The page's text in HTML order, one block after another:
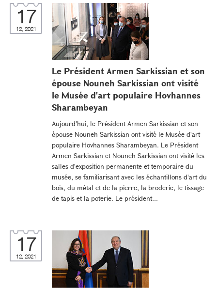
17
12, 2021
Le Président Armen Sarkissian et son
épouse Nouneh Sarkissian ont visité
le Musée d'art populaire Hovhannes
Sharambeyan
Aujourd'hui, le Président Armen Sarkissian et son
épouse Nouneh Sarkissian ont visité le Musée d'art
populaire Hovhannes Sharambeyan. Le Président
Armen Sarkissian et Nouneh Sarkissian ont visité les
salles d'exposition permanente et temporaire du
musée, se familiarisant avec les échantillons d'art du
bois, du métal et de la pierre, la broderie, le tissage
de tapis et la poterie. Le président...
17
12, 2021